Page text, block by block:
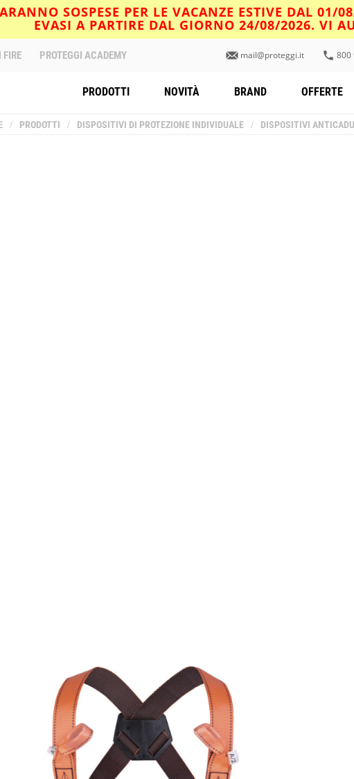
SOSPESE PER LE VACANZE ESTIVE DAL
EVASI A PARTIRE DAL GIORNO 24/08/2026. VI
FIRE PROTEGGI ACADEMY mail@proteggi.it 800
PRODOTTI NOVITÀ BRAND OFFERTE
/ PRODOTTI / DISPOSITIVI DI PROTEZIONE INDIVIDUALE / DISPOSITIVI